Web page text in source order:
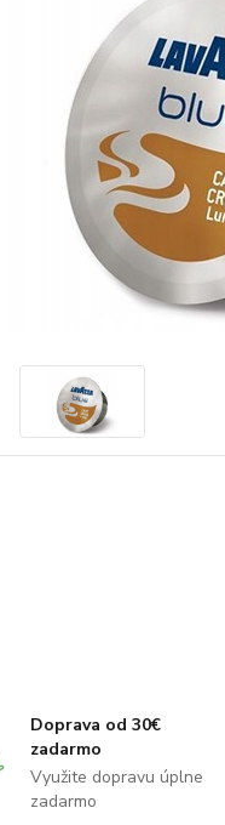
Doprava od 30€
zadarmo
Využite dopravu úplne
zadarmo